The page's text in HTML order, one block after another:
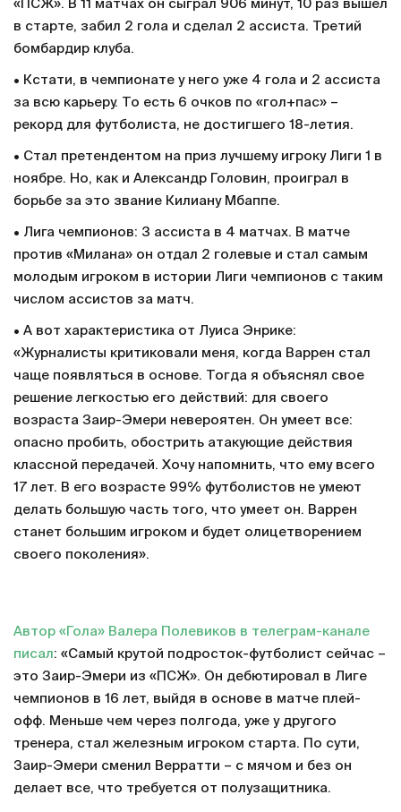
«ПСЖ». В 11 матчах он сыграл 906 минут, 10 раз вышел
в старте, забил 2 гола и сделал 2 ассиста. Третий
бомбардир клуба.
• Кстати, в чемпионате у него уже 4 гола и 2 ассиста
за всю карьеру. То есть 6 очков по «гол+пас» –
рекорд для футболиста, не достигшего 18-летия.
• Стал претендентом на приз лучшему игроку Лиги 1 в
ноябре. Но, как и Александр Головин, проиграл в
борьбе за это звание Килиану Мбаппе.
• Лига чемпионов: 3 ассиста в 4 матчах. В матче
против «Милана» он отдал 2 голевые и стал самым
молодым игроком в истории Лиги чемпионов с таким
числом ассистов за матч.
• А вот характеристика от Луиса Энрике:
«Журналисты критиковали меня, когда Варрен стал
чаще появляться в основе. Тогда я объяснял свое
решение легкостью его действий: для своего
возраста Заир-Эмери невероятен. Он умеет все:
опасно пробить, обострить атакующие действия
классной передачей. Хочу напомнить, что ему всего
17 лет. В его возрасте 99% футболистов не умеют
делать большую часть того, что умеет он. Варрен
станет большим игроком и будет олицетворением
своего поколения».
Автор «Гола» Валера Полевиков в телеграм-канале
писал: «Самый крутой подросток-футболист сейчас –
это Заир-Эмери из «ПСЖ». Он дебютировал в Лиге
чемпионов в 16 лет, выйдя в основе в матче плей-
офф. Меньше чем через полгода, уже у другого
тренера, стал железным игроком старта. По сути,
Заир-Эмери сменил Верратти – с мячом и без он
делает все, что требуется от полузащитника.